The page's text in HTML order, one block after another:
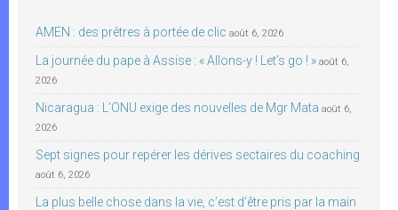
AMEN : des prêtres à portée de clic août 6, 2026
La journée du pape à Assise : « Allons-y ! Let’s go ! » août 6,
2026
Nicaragua : L’ONU exige des nouvelles de Mgr Mata août 6,
2026
Sept signes pour repérer les dérives sectaires du coaching
août 6, 2026
La plus belle chose dans la vie, c’est d’être pris par la main